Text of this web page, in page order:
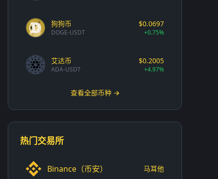
狗狗币
DOGE-USDT
$0.0697
+0.75%
艾达币
ADA-USDT
$0.2005
+4.97%
查看全部币种 →
热门交易所
Binance（币安） 马耳他